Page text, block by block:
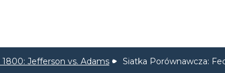
Jefferson vs. Adams Siatka Porównawcza: